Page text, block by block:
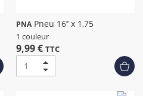
PNA Pneu 16’’ x 1,75
1 couleur
9,99 € TTC